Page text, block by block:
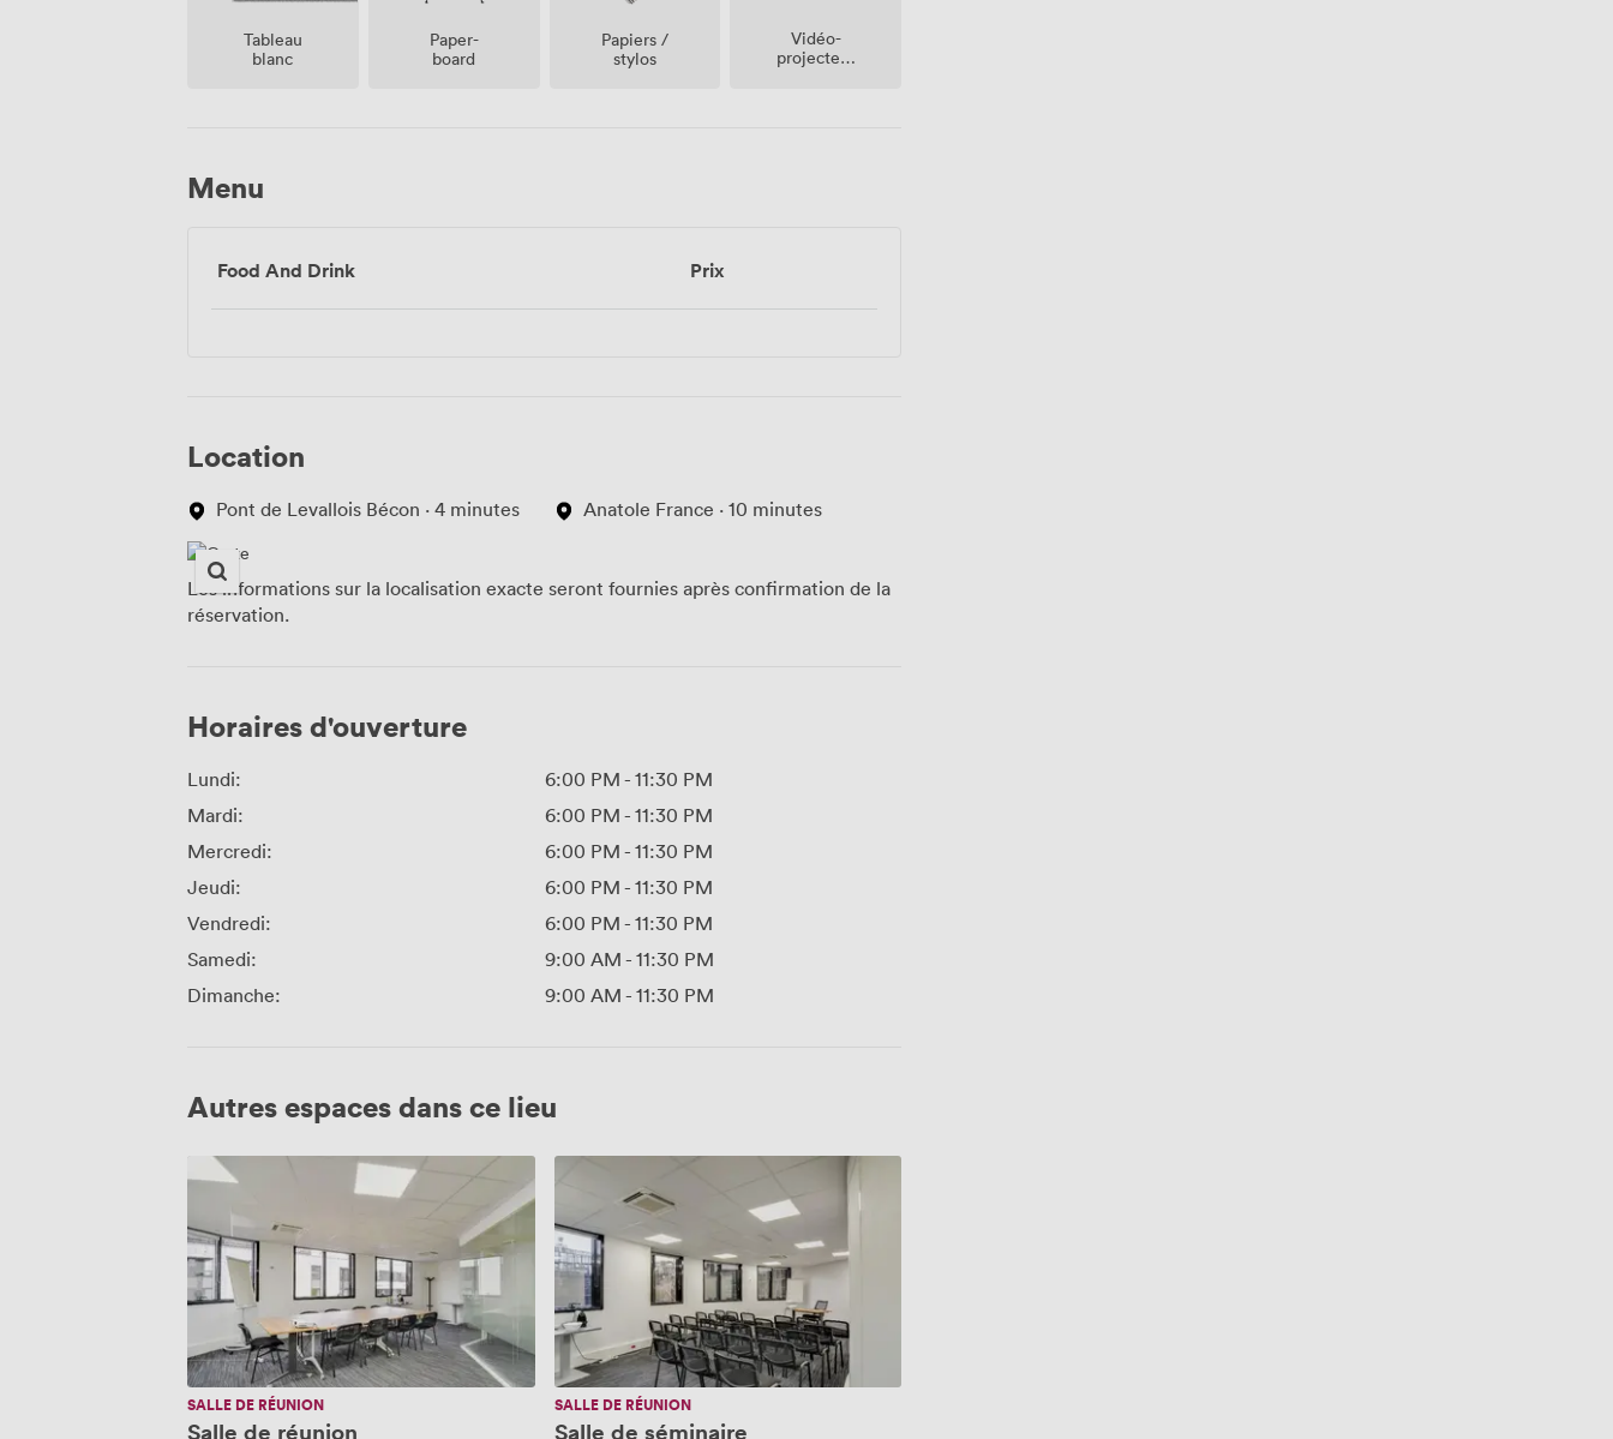
Tableau
blanc
Paper-
board
Papiers /
stylos
Vidéo-
projecteur
Menu
Food And Drink Prix
Location
Pont de Levallois Bécon · 4 minutes Anatole France · 10 minutes
Les informations sur la localisation exacte seront fournies après confirmation de la
réservation.
Horaires d'ouverture
Lundi: 6:00 PM - 11:30 PM
Mardi:
6:00 PM - 11:30 PM
Mercredi:
6:00 PM - 11:30 PM
Jeudi:
6:00 PM - 11:30 PM
Vendredi:
6:00 PM - 11:30 PM
Samedi:
9:00 AM - 11:30 PM
Dimanche:
9:00 AM - 11:30 PM
Autres espaces dans ce lieu
Salle
réunion
SALLE DE RÉUNION
Salle de réunion
Salle
SALLE DE RÉUNION
Salle de séminaire